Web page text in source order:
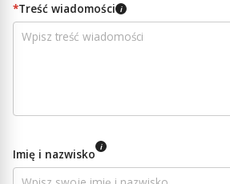
*Treść wiadomości i
Imię i nazwisko i